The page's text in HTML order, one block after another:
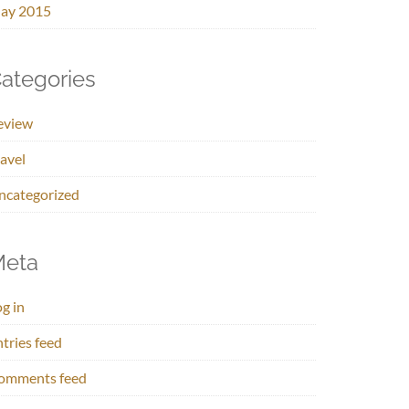
2015
in
feed
feed